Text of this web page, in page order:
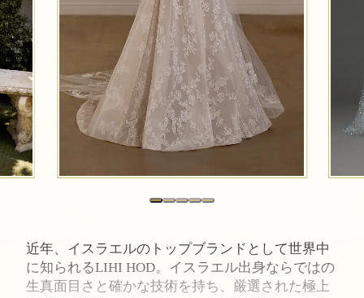
近年、イスラエルのトップブランドとして世界中
に知られるLIHI HOD。イスラエル出身ならではの
生真面目さと確かな技術を持ち、厳選された極上